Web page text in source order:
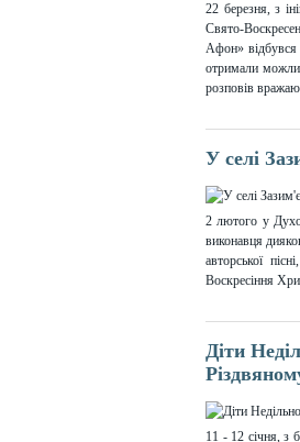
22 березня, з
Свято-
Афон»
отримали
розповів
У селі
2 лютого у
виконавця
авторської
Воскресіння
Діти
11 - 12 січня, з